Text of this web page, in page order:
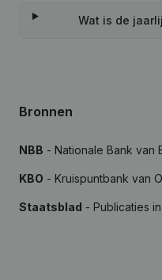
Wat is de
Bronnen
NBB - Nationale Bank van
KBO - Kruispuntbank van
Staatsblad - Publicaties